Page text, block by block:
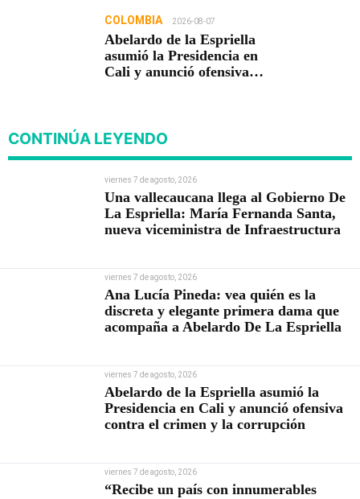
COLOMBIA 2026-08-07
Abelardo de la Espriella
asumió la Presidencia en
Cali y anunció ofensiva
CONTINÚA LEYENDO
viernes 7 de agosto, 2026
Una vallecaucana llega al Gobierno De
La Espriella: María Fernanda Santa,
nueva viceministra de Infraestructura
viernes 7 de agosto, 2026
Ana Lucía Pineda: vea quién es la
discreta y elegante primera dama que
acompaña a Abelardo De La Espriella
viernes 7 de agosto, 2026
Abelardo de la Espriella asumió la
Presidencia en Cali y anunció ofensiva
contra el crimen y la corrupción
viernes 7 de agosto, 2026
“Recibe un país con innumerables